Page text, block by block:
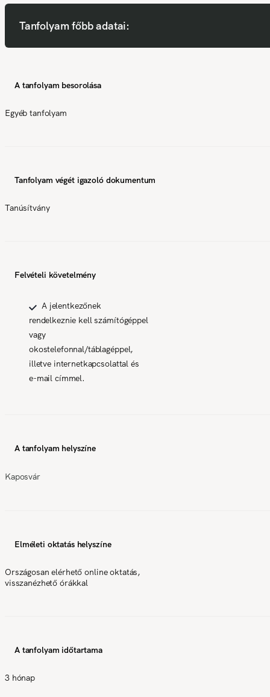
Tanfolyam főbb adatai:
A tanfolyam besorolása
Egyéb tanfolyam
Tanfolyam végét igazoló dokumentum
Tanúsítvány
Felvételi követelmény
A jelentkezőnek
rendelkeznie kell számítógéppel
vagy
okostelefonnal/táblagéppel,
illetve internetkapcsolattal és
e-mail címmel.
A tanfolyam helyszíne
Kaposvár
Elméleti oktatás helyszíne
Országosan elérhető online oktatás,
visszanézhető órákkal
A tanfolyam időtartama
3 hónap